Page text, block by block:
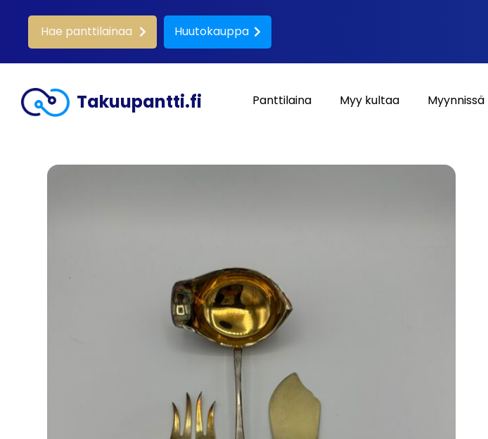
Hae panttilainaa Huutokauppa
Takuupantti.fi Panttilaina Myy kultaa Myynnissä